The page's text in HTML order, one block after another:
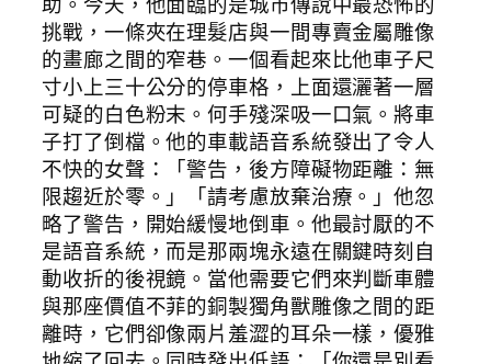
挑戰，一條夾在理髮店與一間專賣金屬雕像
的畫廊之間的窄巷。一個看起來比他車子尺
寸小上三十公分的停車格，上面還灑著一層
可疑的白色粉末。何手殘深吸一口氣。將車
子打了倒檔。他的車載語音系統發出了令人
不快的女聲：「警告，後方障礙物距離：無
限趨近於零。」「請考慮放棄治療。」他忽
略了警告，開始緩慢地倒車。他最討厭的不
是語音系統，而是那兩塊永遠在關鍵時刻自
動收折的後視鏡。當他需要它們來判斷車體
與那座價值不菲的銅製獨角獸雕像之間的距
離時，它們卻像兩片羞澀的耳朵一樣，優雅